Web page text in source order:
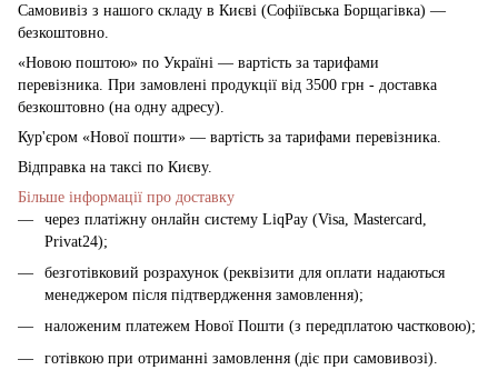
Самовивіз з нашого складу в Києві (Софіївська Борщагівка) —
безкоштовно.
«Новою поштою» по Україні — вартість за тарифами
перевізника. При замовлені продукції від 3500 грн - доставка
безкоштовно (на одну адресу).
Кур'єром «Нової пошти» — вартість за тарифами перевізника.
Відправка на таксі по Києву.
Більше інформації про доставку
через платіжну онлайн систему LiqPay (Visa, Mastercard,
Privat24);
безготівковий розрахунок (реквізити для оплати надаються
менеджером після підтвердження замовлення);
наложеним платежем Нової Пошти (з передплатою частковою);
готівкою при отриманні замовлення (діє при самовивозі).